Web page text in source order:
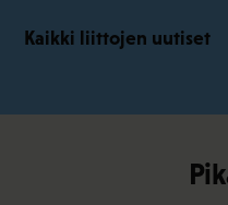
Kaikki liittojen uutiset